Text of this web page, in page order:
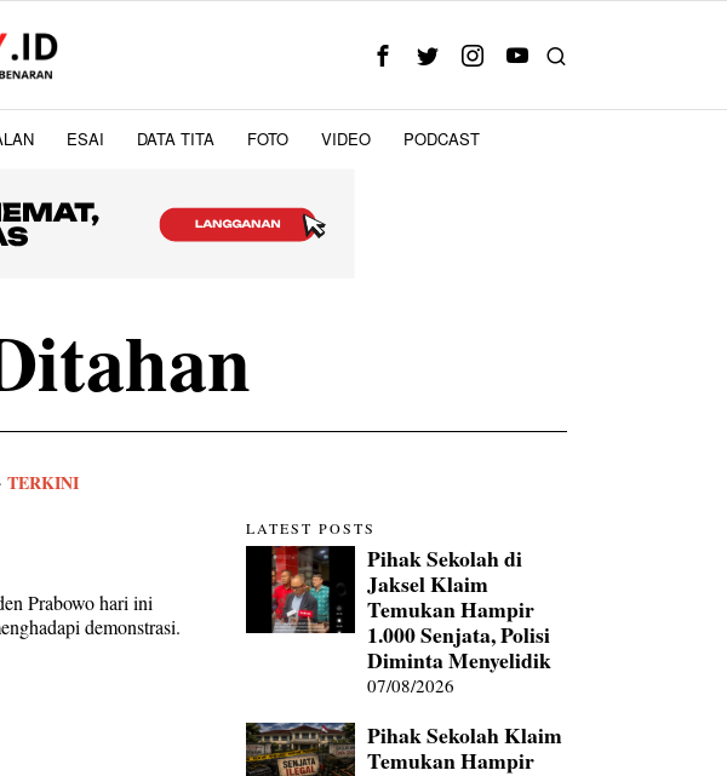
ESAI DATA TITA FOTO VIDEO PODCAST
TERKINI
Prabowo hari ini
demonstrasi.
LATEST POSTS
Pihak Sekolah di
Jaksel Klaim
Temukan Hampir
1.000 Senjata, Polisi
Diminta Menyelidik
07/08/2026
Pihak Sekolah Klaim
Temukan Hampir